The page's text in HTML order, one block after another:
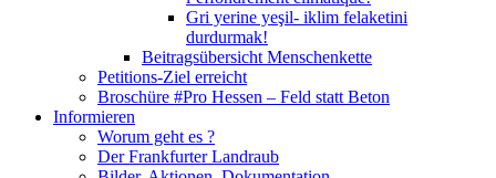
Gri yerine yeşil- iklim felaketini
durdurmak!
Beitragsübersicht Menschenkette
Petitions-Ziel erreicht
Broschüre #Pro Hessen – Feld statt Beton
Informieren
Worum geht es ?
Der Frankfurter Landraub